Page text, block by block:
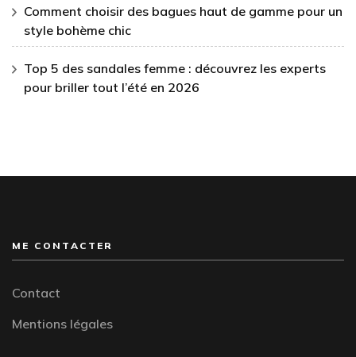
Comment choisir des bagues haut de gamme pour un
style bohème chic
Top 5 des sandales femme : découvrez les experts
pour briller tout l’été en 2026
ME CONTACTER
Contact
Mentions légales